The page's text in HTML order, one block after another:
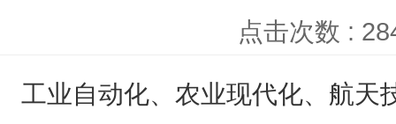
点击次数 :
工业自动化、农业现代化、航天